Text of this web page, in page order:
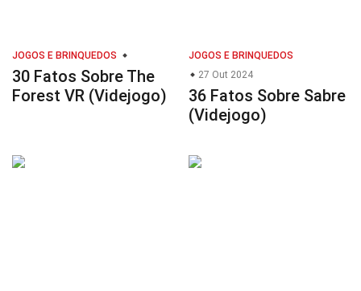
JOGOS E BRINQUEDOS
30 Fatos Sobre The
Forest VR (Videjogo)
JOGOS E BRINQUEDOS
27 Out 2024
36 Fatos Sobre Sabre
(Videjogo)